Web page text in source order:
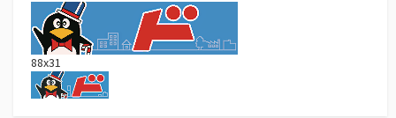
88x31